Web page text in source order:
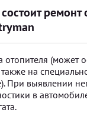
ремонт
отопителя (может
на
При выявлении
в